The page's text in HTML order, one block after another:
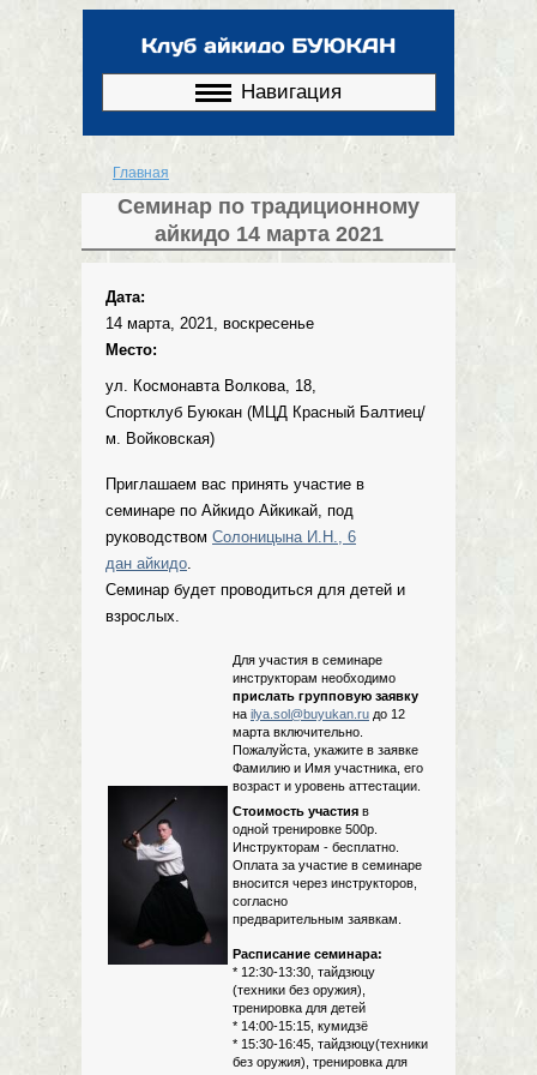
основному
Навигация
Вы здесь
Главная
Семинар по традиционному
айкидо 14 марта 2021
Дата:
14 марта, 2021, воскресенье
Место:
ул. Космонавта Волкова, 18,
Спортклуб Буюкан (МЦД Красный Балтиец/
м. Войковская)
Приглашаем вас принять участие в
семинаре по Айкидо Айкикай, под
руководством Солоницына И.Н., 6
дан айкидо
Семинар будет проводиться для детей и
взрослых.
Для участия в семинаре
инструкторам необходимо
прислать групповую заявку
на ilya.sol@buyukan.ru до 12
марта включительно.
Пожалуйста, укажите в заявке
Фамилию и Имя участника, его
возраст и уровень аттестации.
Стоимость участия в
одной тренировке 500р.
Инструкторам - бесплатно.
Оплата за участие в семинаре
вносится через инструкторов,
согласно
предварительным заявкам.
Расписание семинара:
* 12:30-13:30, тайдзюцу
(техники без оружия),
тренировка для детей
* 14:00-15:15, кумидзё
* 15:30-16:45, тайдзюцу(техники
без оружия), тренировка для